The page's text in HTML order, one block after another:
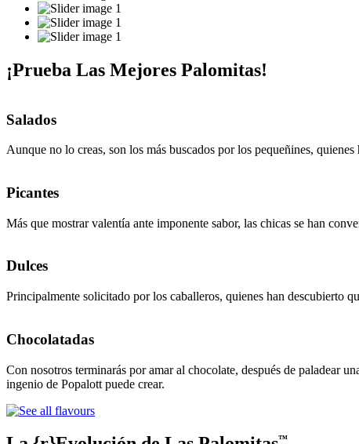
¡Prueba Las Mejores Palomitas!
Salados
Aunque no lo creas, son los más buscados por los pequeñines,
Picantes
Más que mostrar valentía ante imponente sabor, las chicas se han
Dulces
Principalmente solicitado por los caballeros, quienes han descubierto
Chocolatadas
Con nosotros terminarás por amar al chocolate, después de paladear
ingenio de Popalott puede crear.
™